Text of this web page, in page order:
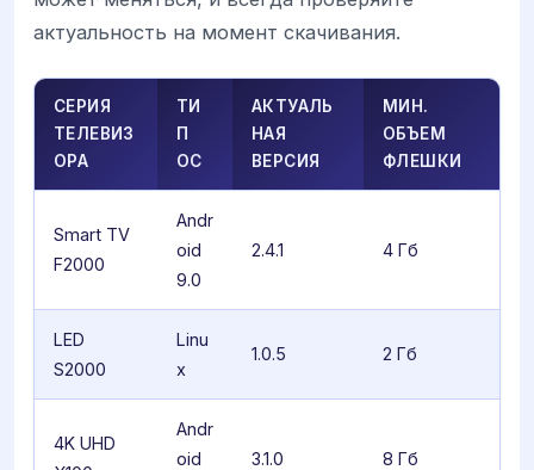
актуальность на момент скачивания.
СЕРИЯ
ТЕЛЕВИЗ
ОРА
ТИ
П
ОС
АКТУАЛЬ
НАЯ
ВЕРСИЯ
МИН.
ОБЪЕМ
ФЛЕШКИ
Smart TV
F2000
Andr
oid
9.0
2.4.1 4 Гб
LED
S2000
Linu
x
1.0.5 2 Гб
4K UHD
Andr
oid
3.1.0 8 Гб